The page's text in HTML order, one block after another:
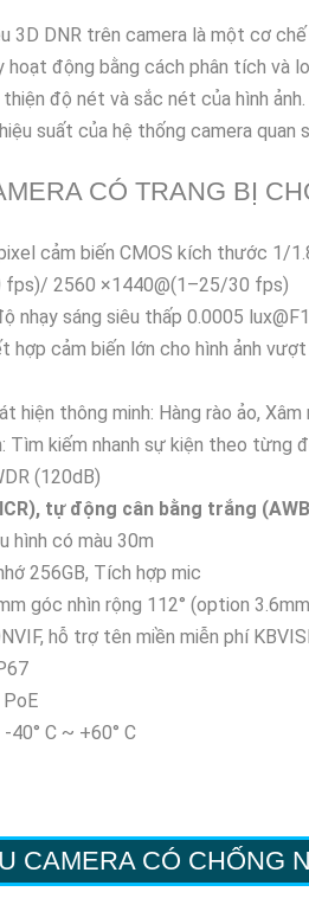
3D DNR trên camera là một cơ
hoạt động bằng cách phân tích và
độ nét và sắc nét của hình
suất của hệ thống camera quan
CÓ TRANG BỊ
cảm biến CMOS kích thước 1/
fps)/ 2560 ×1440@(1–25/30 fps)
nhạy sáng siêu thấp 0.0005
hợp cảm biến lớn cho hình ảnh
hiện thông minh: Hàng rào ảo,
Tìm kiếm nhanh sự kiện theo từng
(120dB)
tự động cân bằng trắng
hình có màu 30m
256GB, Tích hợp mic
góc nhìn rộng 112° (option
hỗ trợ tên miền miễn phí
PoE
40° C ~ +60° C
CAMERA CÓ CHỐNG